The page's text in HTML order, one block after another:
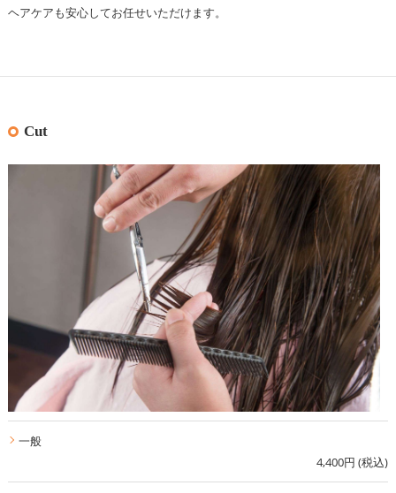
ヘアケアも安心してお任せいただけます。
Cut
一般
4,400円 (税込)